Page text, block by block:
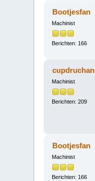
Bootjesfan
Machinist
Berichten: 166
cupdruchan
Machinist
Berichten: 209
Bootjesfan
Machinist
Berichten: 166